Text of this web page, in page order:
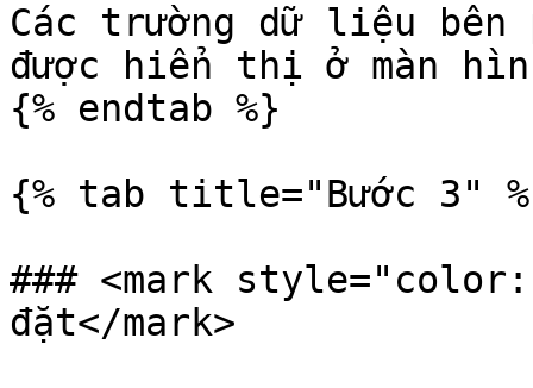
Các trường dữ liệu
được hiển thị ở màn
{% endtab %}
{% tab title="Bước 3"
### <mark
đặt</mark>